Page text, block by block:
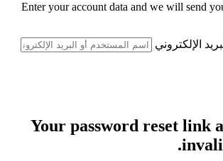
Enter your account data and we will send
الإلكتروني
Your password reset link